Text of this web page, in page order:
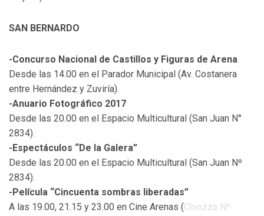
SAN BERNARDO
-Concurso Nacional de Castillos y Figuras de Arena
Desde las 14.00 en el Parador Municipal (Av. Costanera
entre Hernández y Zuviría).
-Anuario Fotográfico 2017
Desde las 20.00 en el Espacio Multicultural (San Juan N°
2834).
-Espectáculos “De la Galera”
Desde las 20.00 en el Espacio Multicultural (San Juan Nº
2834).
-Película “Cincuenta sombras liberadas”
A las 19.00, 21.15 y 23.00 en Cine Arenas (Chiozza Nº